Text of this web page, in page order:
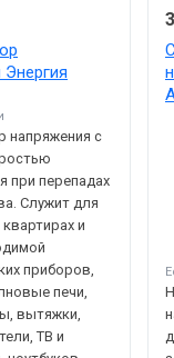
напряжения с
при перепадах
Служит для
и
приборов,
печи,
вытяжки,
ТВ и